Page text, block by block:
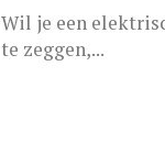
Wil je een
te zeggen,...